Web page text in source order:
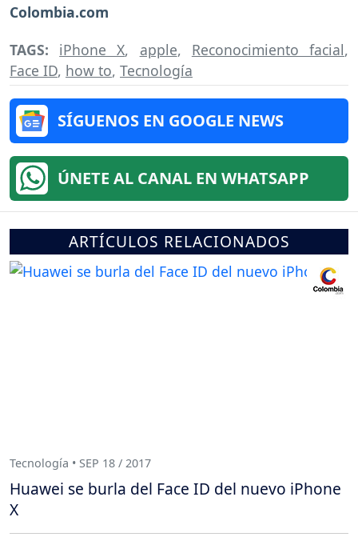
Colombia.com
TAGS: iPhone X, apple, Reconocimiento facial,
Face ID, how to, Tecnología
SÍGUENOS EN GOOGLE NEWS
ÚNETE AL CANAL EN WHATSAPP
ARTÍCULOS RELACIONADOS
Tecnología • SEP 18 / 2017
Huawei se burla del Face ID del nuevo iPhone
X